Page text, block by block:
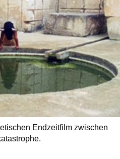
Endzeitfilm zwischen